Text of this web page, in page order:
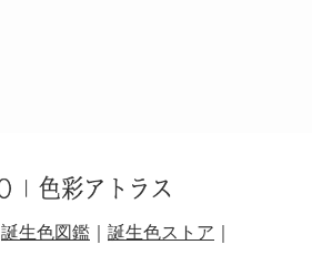
誕生色図鑑 ｜ 誕生色ストア ｜